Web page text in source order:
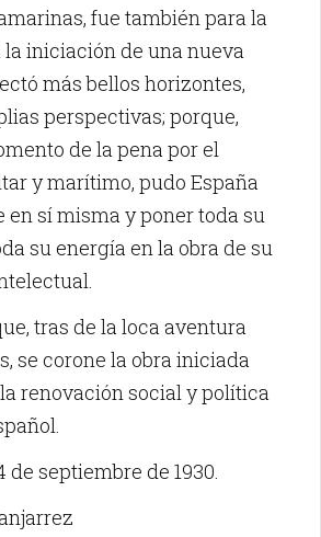
fue también para la
iniciación de una nueva
más bellos horizontes,
perspectivas; porque,
de la pena por el
y marítimo, pudo España
en sí misma y poner toda su
su energía en la obra de su
tras de la loca aventura
se corone la obra iniciada
renovación social y política
de septiembre de 1930.